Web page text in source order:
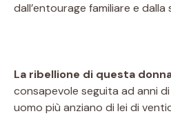
dall’entourage familiare e dalla
La ribellione di questa
consapevole seguita ad anni
uomo più anziano di lei di